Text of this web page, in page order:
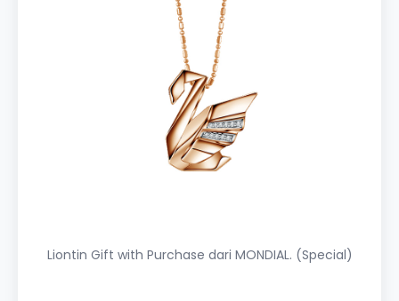
Liontin Gift with Purchase dari MONDIAL. (Special)